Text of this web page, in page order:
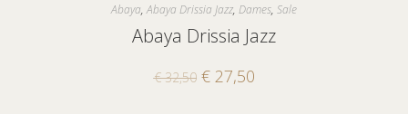
Abaya,Abaya Drissia Jazz, Dames, Sale
Abaya Drissia Jazz
€32,50 €27,50